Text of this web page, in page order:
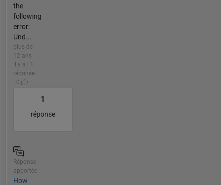
the
following
error:
Und...
plus de
12 ans
il y a | 1
réponse
| 0
1
réponse
Réponse
apportée
How